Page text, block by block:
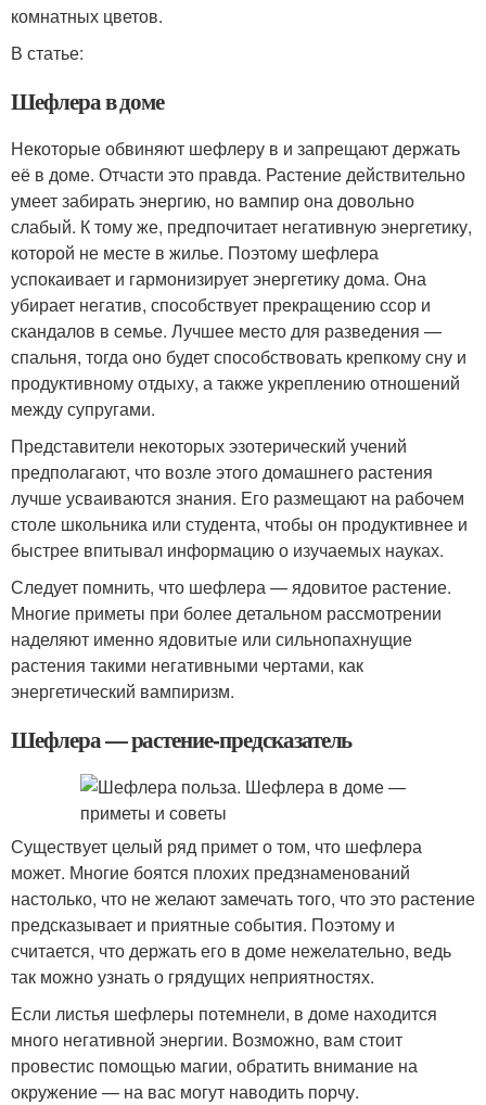
комнатных цветов.
В статье:
Шефлера в доме
Некоторые обвиняют шефлеру в и запрещают держать
её в доме. Отчасти это правда. Растение действительно
умеет забирать энергию, но вампир она довольно
слабый. К тому же, предпочитает негативную энергетику,
которой не месте в жилье. Поэтому шефлера
успокаивает и гармонизирует энергетику дома. Она
убирает негатив, способствует прекращению ссор и
скандалов в семье. Лучшее место для разведения —
спальня, тогда оно будет способствовать крепкому сну и
продуктивному отдыху, а также укреплению отношений
между супругами.
Представители некоторых эзотерический учений
предполагают, что возле этого домашнего растения
лучше усваиваются знания. Его размещают на рабочем
столе школьника или студента, чтобы он продуктивнее и
быстрее впитывал информацию о изучаемых науках.
Следует помнить, что шефлера — ядовитое растение.
Многие приметы при более детальном рассмотрении
наделяют именно ядовитые или сильнопахнущие
растения такими негативными чертами, как
энергетический вампиризм.
Шефлера — растение-предсказатель
Существует целый ряд примет о том, что шефлера
может. Многие боятся плохих предзнаменований
настолько, что не желают замечать того, что это растение
предсказывает и приятные события. Поэтому и
считается, что держать его в доме нежелательно, ведь
так можно узнать о грядущих неприятностях.
Если листья шефлеры потемнели, в доме находится
много негативной энергии. Возможно, вам стоит
провестис помощью магии, обратить внимание на
окружение — на вас могут наводить порчу.